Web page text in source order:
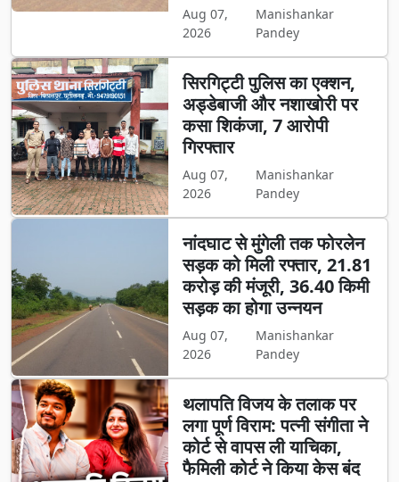
Aug 07,
2026
Manishankar
Pandey
सिरगिट्टी पुलिस का एक्शन,
अड्डेबाजी और नशाखोरी पर
कसा शिकंजा, 7 आरोपी
गिरफ्तार
Aug 07,
2026
Manishankar
Pandey
नांदघाट से मुंगेली तक फोरलेन
सड़क को मिली रफ्तार, 21.81
करोड़ की मंजूरी, 36.40 किमी
सड़क का होगा उन्नयन
Aug 07,
2026
Manishankar
Pandey
थलापति विजय के तलाक पर
लगा पूर्ण विराम: पत्नी संगीता ने
कोर्ट से वापस ली याचिका,
फैमिली कोर्ट ने किया केस बंद